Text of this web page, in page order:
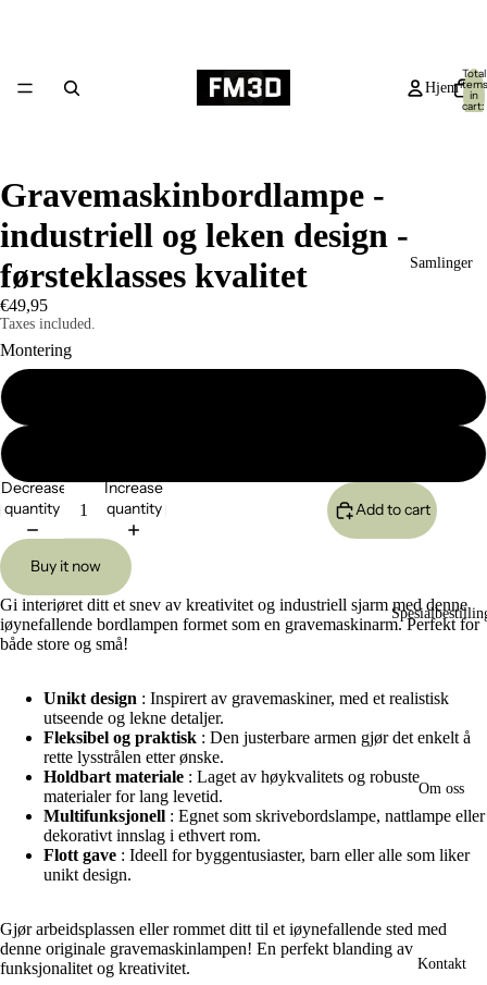
Hjem
Samlinger
Om oss
Kontakt
Total
items
in
cart:
0
Open
image
in
full
screen
Gravemaskinbordlampe -
industriell og leken design -
førsteklasses kvalitet
€49,95
Taxes included.
Montering
Decrease
quantity
Increase
quantity
Add to cart
Buy it now
Gi interiøret ditt et snev av kreativitet og industriell sjarm med denne
iøynefallende bordlampen formet som en gravemaskinarm. Perfekt for
både store og små!
Unikt design : Inspirert av gravemaskiner, med et realistisk
utseende og lekne detaljer.
Fleksibel og praktisk : Den justerbare armen gjør det enkelt å
rette lysstrålen etter ønske.
Holdbart materiale : Laget av høykvalitets og robuste
materialer for lang levetid.
Multifunksjonell : Egnet som skrivebordslampe, nattlampe eller
dekorativt innslag i ethvert rom.
Flott gave : Ideell for byggentusiaster, barn eller alle som liker
unikt design.
Gjør arbeidsplassen eller rommet ditt til et iøynefallende sted med
denne originale gravemaskinlampen! En perfekt blanding av
funksjonalitet og kreativitet.